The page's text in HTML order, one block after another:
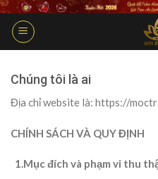
Skip
content
Chúng tôi là ai
Địa chỉ website là: https://
CHÍNH SÁCH VÀ QUY ĐỊNH
1.Mục đích và phạm vi thu